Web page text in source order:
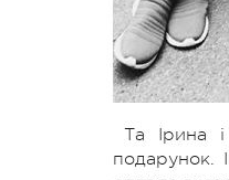
Та Ірина
подарунок.